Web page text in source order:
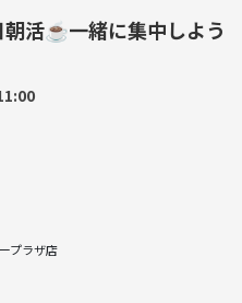
朝活☕一緒に集中しよう
プラザ店